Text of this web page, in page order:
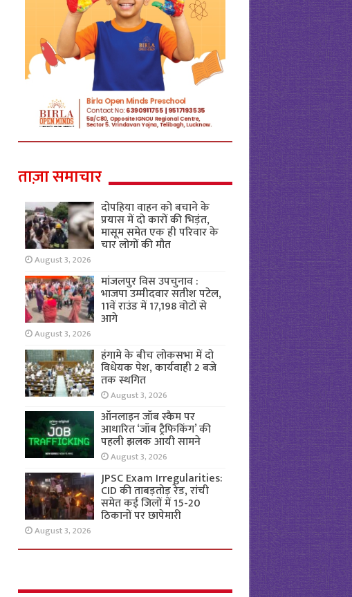
ताज़ा समाचार
दोपहिया वाहन को बचाने के
प्रयास में दो कारों की भिड़ंत,
मासूम समेत एक ही परिवार के
चार लोगों की मौत
August 3, 2026
मांजलपुर विस उपचुनाव :
भाजपा उम्मीदवार सतीश पटेल,
11वें राउंड में 17,198 वोटों से
आगे
August 3, 2026
हंगामे के बीच लोकसभा में दो
विधेयक पेश, कार्यवाही 2 बजे
तक स्थगित
August 3, 2026
ऑनलाइन जॉब स्कैम पर
आधारित ‘जॉब ट्रैफिकिंग’ की
पहली झलक आयी सामने
August 3, 2026
JPSC Exam Irregularities:
CID की ताबड़तोड़ रेड, रांची
समेत कई जिलों में 15-20
ठिकानों पर छापेमारी
August 3, 2026